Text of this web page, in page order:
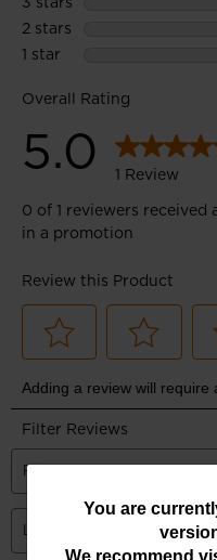
You
are
You are
We recommend